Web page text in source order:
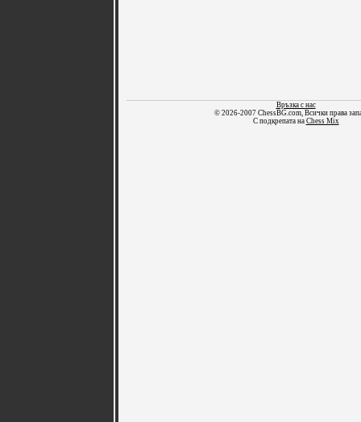
Връзка с нас
© 2026-2007 ChessBG.com, Всички права
С подкрепата на Chess Mix